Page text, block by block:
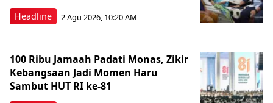
Headline 2 Agu 2026, 10:20 AM
100 Ribu Jamaah Padati Monas, Zikir
Kebangsaan Jadi Momen Haru
Sambut HUT RI ke-81